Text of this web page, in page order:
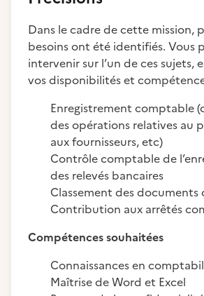
Dans le cadre de cette mission,
besoins ont été identifiés. Vous
intervenir sur l’un de ces sujets,
vos disponibilités et
Enregistrement comptable
des opérations relatives au
aux fournisseurs, etc)
Contrôle comptable de
des relevés bancaires
Classement des
Contribution aux arrêtés
Compétences souhaitées
Connaissances en
Maîtrise de Word et Excel